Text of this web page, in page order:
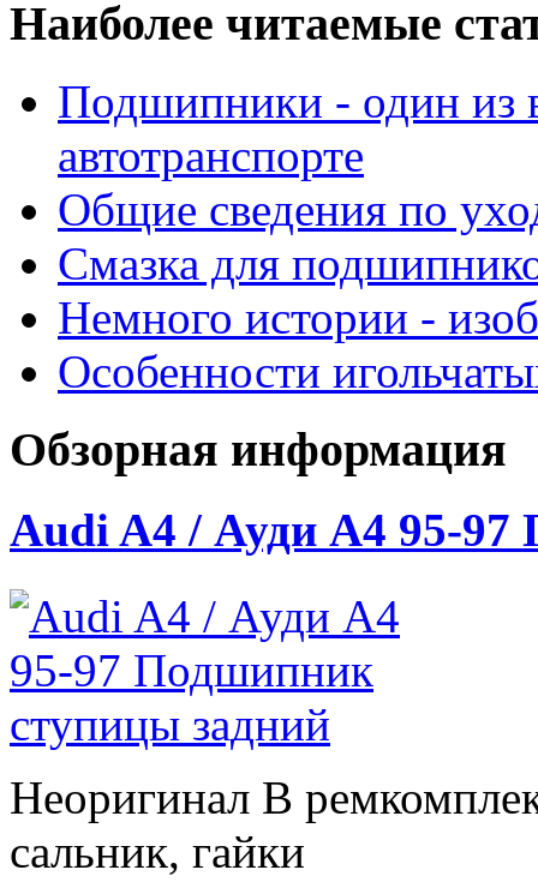
Наиболее читаемые
Подшипники - один из
автотранспорте
Общие сведения по
Смазка для
Немного истории -
Особенности
Обзорная информация
Audi A4 / Ауди А4 95-97
Неоригинал В
сальник, гайки